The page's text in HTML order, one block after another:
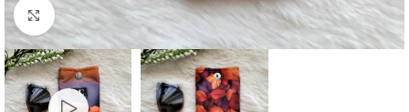
Clic para ampliar